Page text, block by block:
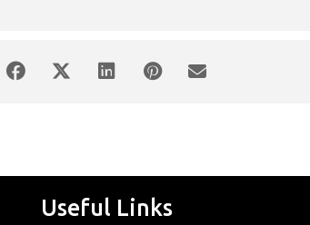
Useful Links